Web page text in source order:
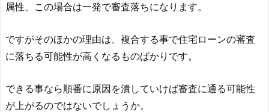
属性、この場合は一発で審査落ちになります。
ですがそのほかの理由は、複合する事で住宅ローンの審査
に落ちる可能性が高くなるものばかりです。
できる事なら順番に原因を潰していけば審査に通る可能性
が上がるのではないでしょうか。